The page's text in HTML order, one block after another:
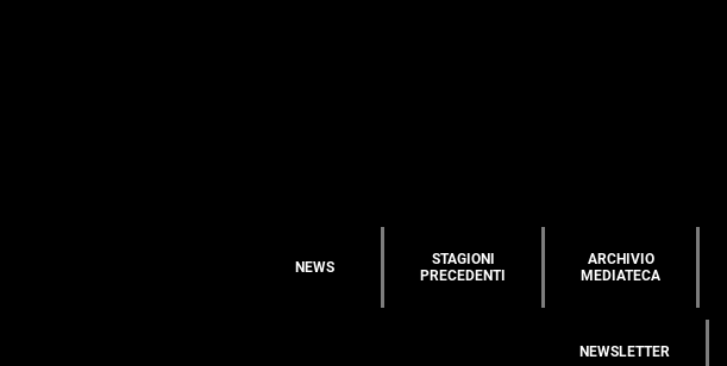
NEWS
STAGIONI
PRECEDENTI
ARCHIVIO
MEDIATECA
NEWSLETTER